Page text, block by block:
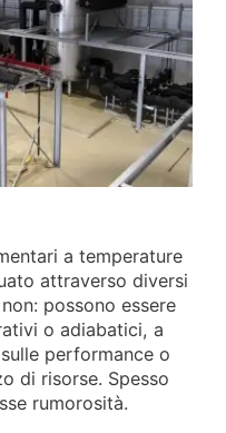
a temperature
attraverso diversi
possono essere
o adiabatici, a
performance o
di risorse. Spesso
rumorosità.